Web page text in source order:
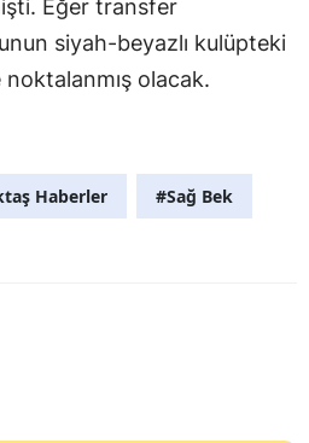
Eğer transfer
siyah-beyazlı kulüpteki
noktalanmış olacak.
Haberler #Sağ Bek